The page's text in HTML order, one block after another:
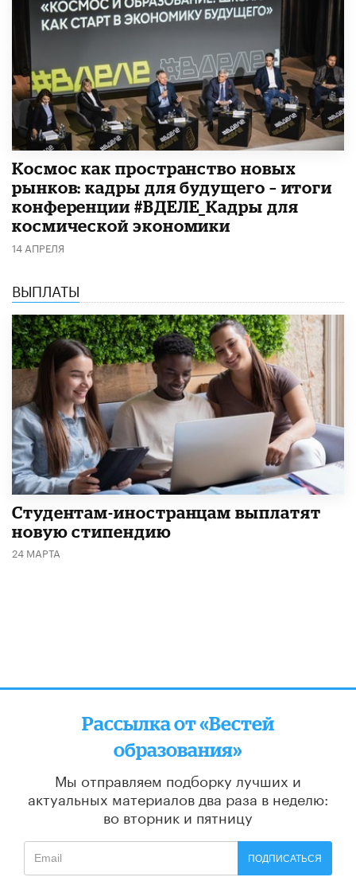
Космос как пространство новых
рынков: кадры для будущего – итоги
конференции #ВДЕЛЕ_Кадры для
космической экономики
14 АПРЕЛЯ
ВЫПЛАТЫ
Студентам-иностранцам выплатят
новую стипендию
24 МАРТА
Рассылка от «Вестей
образования»
Мы отправляем подборку лучших и
актуальных материалов два раза в неделю:
во вторник и пятницу
ПОДПИСАТЬСЯ